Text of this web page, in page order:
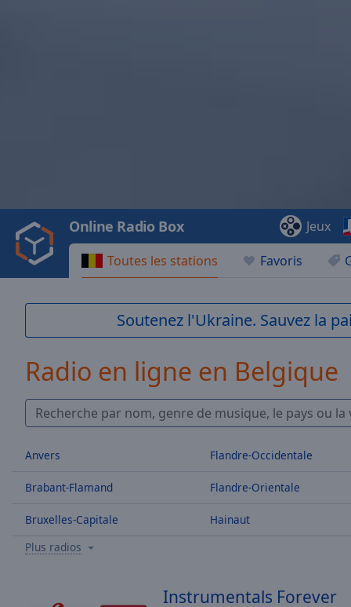
Video
Play
Backward
Skip
Mute
Time0:00
Duration-:-
TypeLIVE
Seek to
live,
behind
Remaining
Toutes les stations Favoris
Online Radio Box Jeux
Soutenez l'Ukraine. Sauvez la
Radio en ligne en Belgique
Anvers
Brabant-Flamand
Bruxelles-Capitale
Flandre-Occidentale
Flandre-Orientale
Hainaut
Plus radios
Instrumentals Forever